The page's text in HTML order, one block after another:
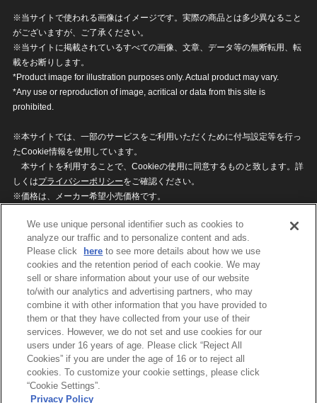
※当サイトで使われる画像はイメージです。実際の商品とは多少異なること
がございますが、ご了承ください。
※当サイトに掲載されているすべての画像、文章、データ等の無断転用、転
載をお断りします。
*Product image for illustration purposes only. Actual product may vary.
*Any use or reproduction of image, acritical or data from this site is
prohibited.
※本サイトでは、一部のサービスをご利用いただくために付与設定等を行っ
たCookie情報を使用しています。
本サイトを利用することで、Cookieの使用に同意するものと致します。詳
しくはプライバシーポリシーをご確認ください。
※価格は、メーカー希望小売価格です。
ざいますのでご了承ください。
privacypolicy
Do Not Sell or Share My
Personal Information
ウェブサイトご利用条件
ソーシャルメディアポリシー
個人情報保護方針
お問い合わせ
©BANDAI
We use unique personal identifier such as cookies to
analyze our traffic and to personalize content and ads.
Please click
here to see more details about how we use
cookies and the retention period of each cookie. We may
sell or share information about your use of our website
to/with our analytics and advertising partners, who may
combine it with other information that you have provided to
them or that they have collected from your use of their
services. However, we do not set and use cookies for our
users under 16 years of age. Please click “Reject All
Cookies” if you are under the age of 16 or to reject all
cookies. To customize your cookie settings, please click
“Cookie Settings”.
Privacy Policy